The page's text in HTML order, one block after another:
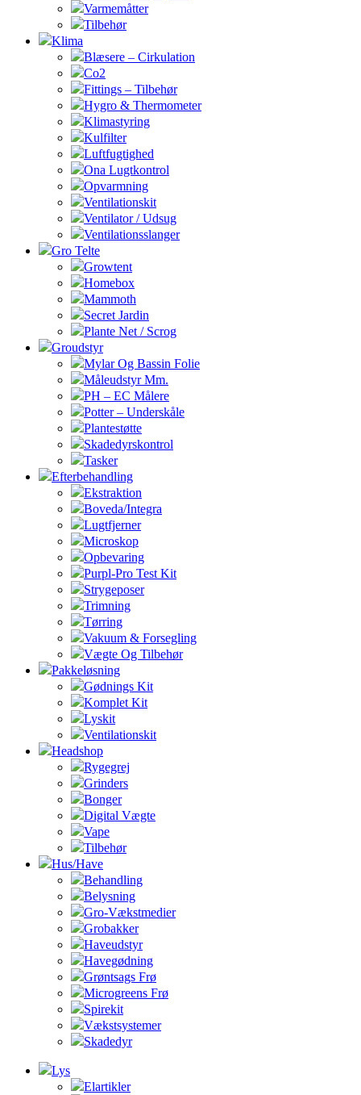
Varmemåtter
Tilbehør
Klima
Blæsere – Cirkulation
Co2
Fittings – Tilbehør
Hygro & Thermometer
Klimastyring
Kulfilter
Luftfugtighed
Ona Lugtkontrol
Opvarmning
Ventilationskit
Ventilator / Udsug
Ventilationsslanger
Gro Telte
Growtent
Homebox
Mammoth
Secret Jardin
Plante Net / Scrog
Groudstyr
Mylar Og Bassin Folie
Måleudstyr Mm.
PH – EC Målere
Potter – Underskåle
Plantestøtte
Skadedyrskontrol
Tasker
Efterbehandling
Ekstraktion
Boveda/Integra
Lugtfjerner
Microskop
Opbevaring
Purpl-Pro Test Kit
Strygeposer
Trimning
Tørring
Vakuum & Forsegling
Vægte Og Tilbehør
Pakkeløsning
Gødnings Kit
Komplet Kit
Lyskit
Ventilationskit
Headshop
Rygegrej
Grinders
Bonger
Digital Vægte
Vape
Tilbehør
Hus/Have
Behandling
Belysning
Gro-Vækstmedier
Grobakker
Haveudstyr
Havegødning
Grøntsags Frø
Microgreens Frø
Spirekit
Vækstsystemer
Skadedyr
Lys
Elartikler